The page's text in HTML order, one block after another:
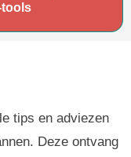
tools
tips en adviezen
Deze ontvang